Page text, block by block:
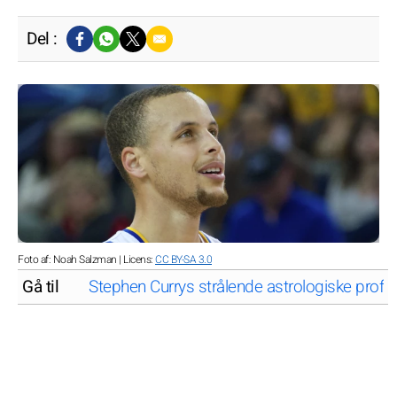
Del :
Foto af: Noah Salzman | Licens:CC BY-SA 3.0
Gå til Stephen Currys strålende astrologiske